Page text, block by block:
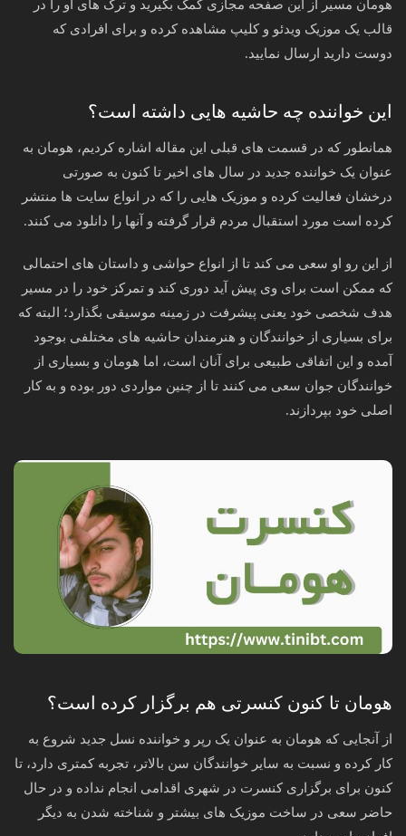
هومان مسیر از این صفحه مجازی کمک بگیرید و ترک های او را در
قالب یک موزیک ویدئو و کلیپ مشاهده کرده و برای افرادی که
دوست دارید ارسال نمایید.
این خواننده چه حاشیه هایی داشته است؟
همانطور که در قسمت های قبلی این مقاله اشاره کردیم، هومان به
عنوان یک خواننده جدید در سال های اخیر تا کنون به صورتی
درخشان فعالیت کرده و موزیک هایی را که در انواع سایت ها منتشر
کرده است مورد استقبال مردم قرار گرفته و آنها را دانلود می کنند.
از این رو او سعی می کند تا از انواع حواشی و داستان های احتمالی
که ممکن است برای وی پیش آید دوری کند و تمرکز خود را در مسیر
هدف شخصی خود یعنی پیشرفت در زمینه موسیقی بگذارد؛ البته که
برای بسیاری از خوانندگان و هنرمندان حاشیه های مختلفی بوجود
آمده و این اتفاقی طبیعی برای آنان است، اما هومان و بسیاری از
خوانندگان جوان سعی می کنند تا از چنین مواردی دور بوده و به کار
اصلی خود بپردازند.
هومان تا کنون کنسرتی هم برگزار کرده است؟
از آنجایی که هومان به عنوان یک رپر و خواننده نسل جدید شروع به
کار کرده و نسبت به سایر خوانندگان سن بالاتر، تجربه کمتری دارد، تا
کنون برای برگزاری کنسرت در شهری اقدامی انجام نداده و در حال
حاضر سعی در ساخت موزیک های بیشتر و شناخته شدن به دیگر